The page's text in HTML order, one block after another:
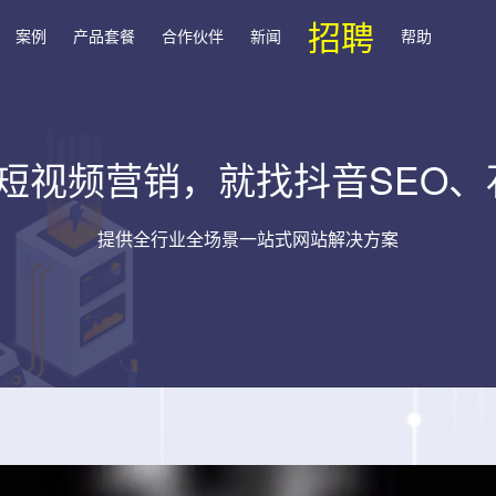
案例 产品套餐 合作伙伴 新闻 招聘 帮助
视频营销，就找抖音SEO
提供全行业全场景一站式网站解决方案